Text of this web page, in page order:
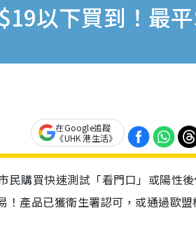
以下買到！最
在Google追蹤
《UHK 港生活》
民購買快速測試「看門口」或陽性
！產品已獲衛生署認可，或通過歐盟